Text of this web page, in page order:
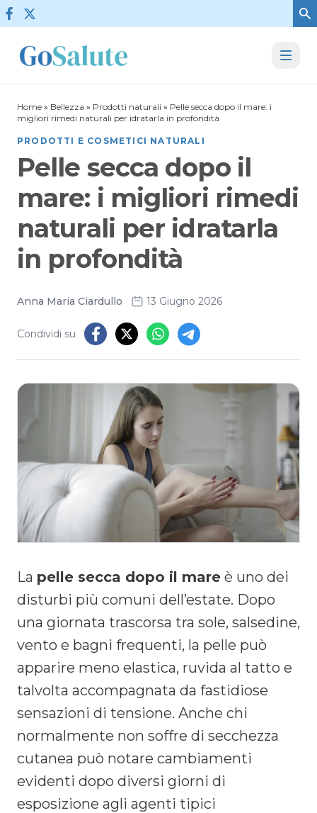
Vai al contenuto
Home » Bellezza » Prodotti naturali » Pelle secca dopo il mare: i
migliori rimedi naturali per idratarla in profondità
PRODOTTI E COSMETICI NATURALI
Pelle secca dopo il
mare: i migliori rimedi
naturali per idratarla
in profondità
Anna Maria Ciardullo 13 Giugno 2026
Condividi su
La pelle secca dopo il mare è uno dei
disturbi più comuni dell’estate. Dopo
una giornata trascorsa tra sole, salsedine,
vento e bagni frequenti, la pelle può
apparire meno elastica, ruvida al tatto e
talvolta accompagnata da fastidiose
sensazioni di tensione. Anche chi
normalmente non soffre di secchezza
cutanea può notare cambiamenti
evidenti dopo diversi giorni di
esposizione agli agenti tipici